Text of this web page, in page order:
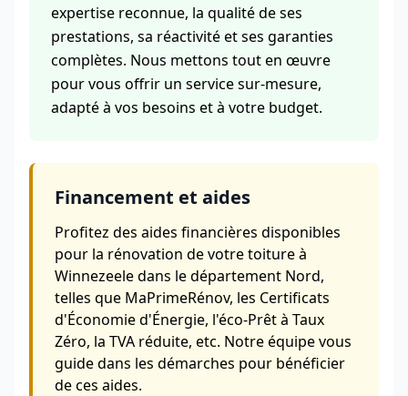
expertise reconnue, la qualité de ses
prestations, sa réactivité et ses garanties
complètes. Nous mettons tout en œuvre
pour vous offrir un service sur-mesure,
adapté à vos besoins et à votre budget.
Financement et aides
Profitez des aides financières disponibles
pour la rénovation de votre toiture à
Winnezeele dans le département Nord,
telles que MaPrimeRénov, les Certificats
d'Économie d'Énergie, l'éco-Prêt à Taux
Zéro, la TVA réduite, etc. Notre équipe vous
guide dans les démarches pour bénéficier
de ces aides.